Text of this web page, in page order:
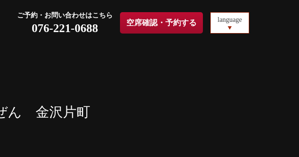
ご予約・お問い合わせはこちら
076-221-0688 空席確認・予約する language
ん 金沢片町